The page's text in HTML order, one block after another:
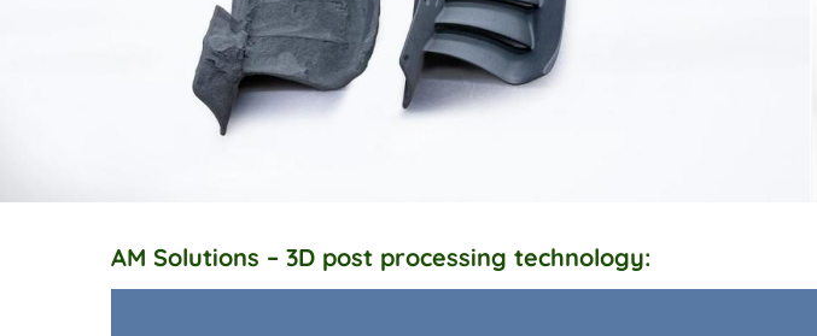
AM Solutions – 3D post processing technology: